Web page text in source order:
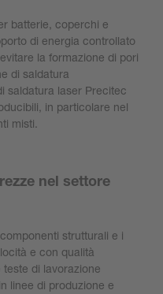
batterie, coperchi e
di energia controllato
la formazione di pori
di saldatura
saldatura laser Precitec
in particolare nel
misti.
nel settore
strutturali e i
e con qualità
di lavorazione
linee di produzione e